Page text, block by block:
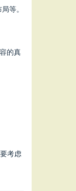
等。
的真
考虑